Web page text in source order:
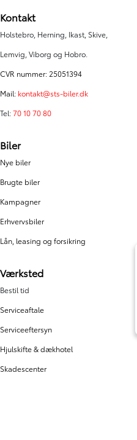
Kontakt
Holstebro, Herning, Ikast, Skive,
Lemvig, Viborg og Hobro.
CVR nummer: 25051394
Mail: kontakt@sts-biler.dk
Tel:70 10 70 80
Biler
Nye biler
Brugte biler
Kampagner
Erhvervsbiler
Lån, leasing og forsikring
Værksted
Bestil tid
Serviceaftale
Serviceeftersyn
Hjulskifte & dækhotel
Skadescenter